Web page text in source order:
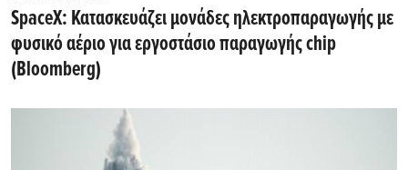
SpaceX: Κατασκευάζει μονάδες ηλεκτροπαραγωγής με
φυσικό αέριο για εργοστάσιο παραγωγής chip
(Bloomberg)